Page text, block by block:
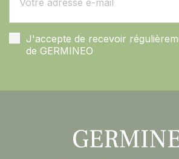
J'accepte de recevoir
de GERMINEO